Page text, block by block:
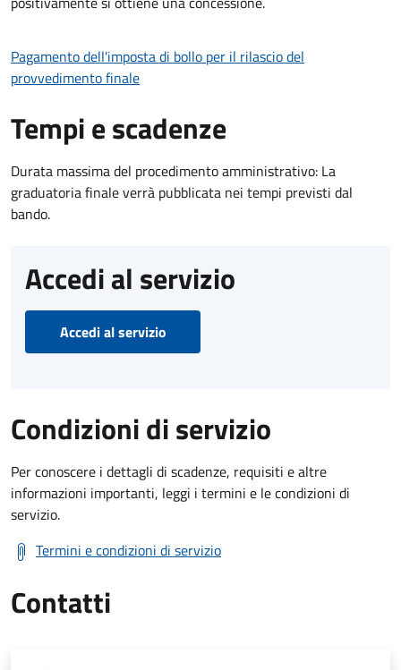
Pagamento dell'imposta di bollo per il rilascio del
provvedimento finale
Tempi e scadenze
Durata massima del procedimento amministrativo: La
graduatoria finale verrà pubblicata nei tempi previsti dal
bando.
Accedi al servizio
Accedi al servizio
Condizioni di servizio
Per conoscere i dettagli di scadenze, requisiti e altre
informazioni importanti, leggi i termini e le condizioni di
servizio.
Termini e condizioni di servizio
Contatti